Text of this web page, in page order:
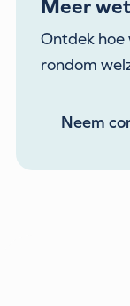
Meer
Ontdek hoe
rondom
Neem